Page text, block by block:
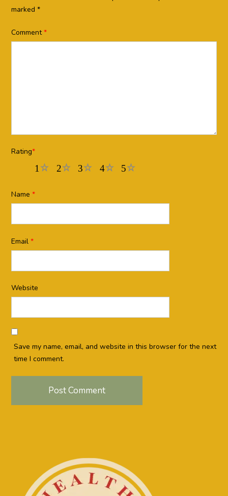
marked *
Comment*
Rating*
5
4
3
2
1
Name *
Email *
Website
Save my name, email, and website in this browser for the next
time I comment.